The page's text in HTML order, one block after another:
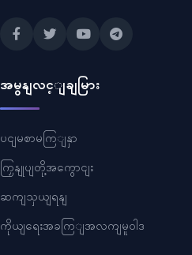
အမွနျလင့ျချမြား
ပငျမစာမကြျနှာ
ကြှနျုပျတို့အကွောငျး
ဆကျသှယျရနျ
ကိုယျရေးအခကြျအလကျမူဝါဒ